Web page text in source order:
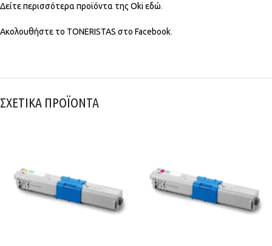
Δείτε περισσότερα προϊόντα της Okiεδώ.
Ακολουθήστε το TONERISTAS στο Facebook.
ΣΧΕΤΙΚΑ ΠΡΟΪΟΝΤΑ